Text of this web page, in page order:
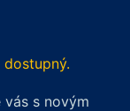
vás s novým